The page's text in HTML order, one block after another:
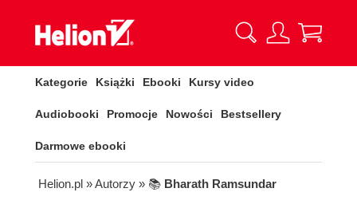
Kategorie Książki Ebooki Kursy video
Audiobooki Promocje Nowości Bestsellery
Darmowe ebooki
Helion.pl » Autorzy » 📚 Bharath Ramsundar